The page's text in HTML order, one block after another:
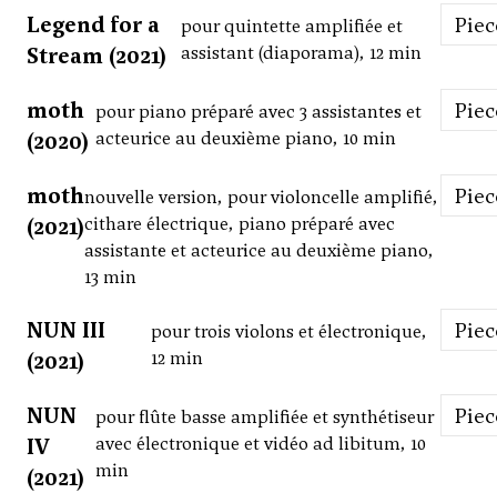
Legend for a
Stream (2021)
pour quintette amplifiée et
assistant (diaporama), 12 min
moth
(2020)
pour piano préparé avec 3 assistant·e·s et
acteur·ice au deuxième piano, 10 min
moth
(2021)
nouvelle version, pour violoncelle amplifié,
cithare électrique, piano préparé avec
assistant·e et acteur·ice au deuxième piano,
13 min
NUN III
(2021)
pour trois violons et électronique,
12 min
NUN
IV
(2021)
pour flûte basse amplifiée et synthétiseur
avec électronique et vidéo ad libitum, 10
min